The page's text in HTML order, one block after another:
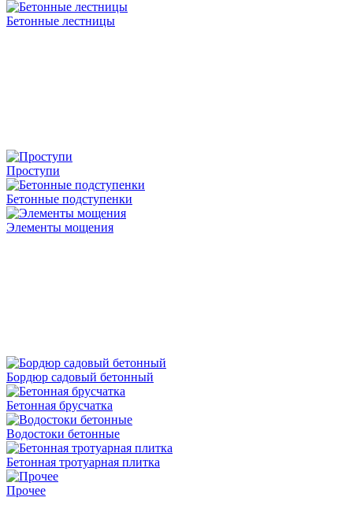
Бетонные лестницы
Проступи
Бетонные подступенки
Элементы мощения
Бордюр садовый бетонный
Бетонная брусчатка
Водостоки бетонные
Бетонная тротуарная плитка
Прочее